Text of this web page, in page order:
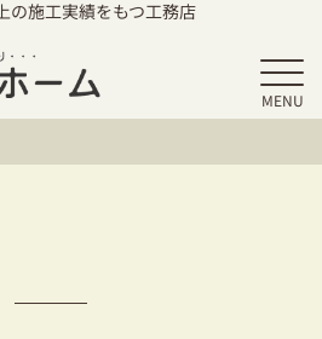
の施工実績をもつ工務店
MENU
HOME
ホームの家づくり